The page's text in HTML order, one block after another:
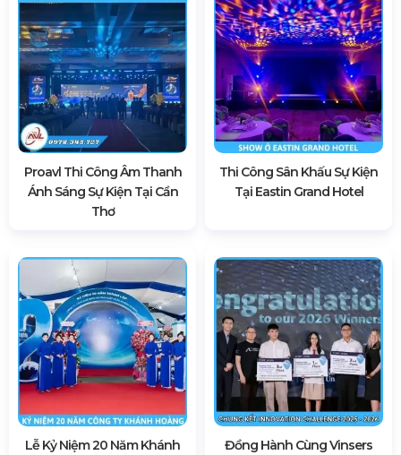
Proavl Thi Công Âm Thanh
Ánh Sáng Sự Kiện Tại Cần
Thơ
Thi Công Sân Khấu Sự Kiện
Tại Eastin Grand Hotel
Lễ Kỷ Niệm 20 Năm Khánh
Đồng Hành Cùng Vinsers